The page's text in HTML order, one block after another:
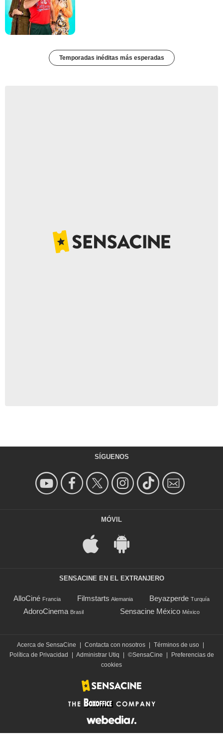
Temporadas inéditas más esperadas
SÍGUENOS
MÓVIL
SENSACINE EN EL EXTRANJERO
AlloCiné Francia Filmstarts Alemania Beyazperde Turquía
AdoroCinema Brasil Sensacine México México
Acerca de SensaCine | Contacta con nosotros | Términos de uso |
Política de Privacidad
| Administrar Utiq | ©SensaCine |
Preferencias de
cookies